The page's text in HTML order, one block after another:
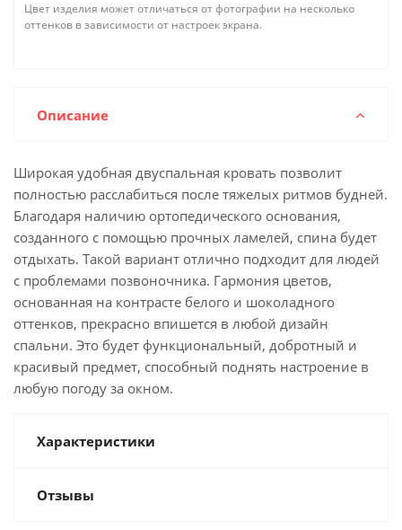
Цвет изделия может отличаться от фотографии на несколько
оттенков в зависимости от настроек экрана.
Описание
Широкая удобная двуспальная кровать позволит
полностью расслабиться после тяжелых ритмов будней.
Благодаря наличию ортопедического основания,
созданного с помощью прочных ламелей, спина будет
отдыхать. Такой вариант отлично подходит для людей
с проблемами позвоночника. Гармония цветов,
основанная на контрасте белого и шоколадного
оттенков, прекрасно впишется в любой дизайн
спальни. Это будет функциональный, добротный и
красивый предмет, способный поднять настроение в
любую погоду за окном.
Характеристики
Отзывы